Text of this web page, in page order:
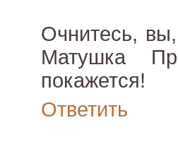
Очнитесь,
Матушка
покажется!
Ответить